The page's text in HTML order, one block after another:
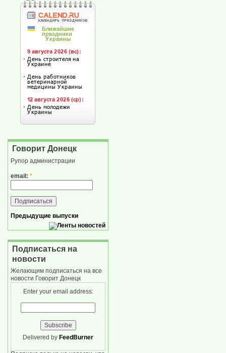
Говорит Донецк
Рупор администрации
email: *
Предыдущие выпуски
Подписаться на
новости
Желающим подписаться на все
новости Говорит Донецк
Enter your email address:
Delivered by FeedBurner